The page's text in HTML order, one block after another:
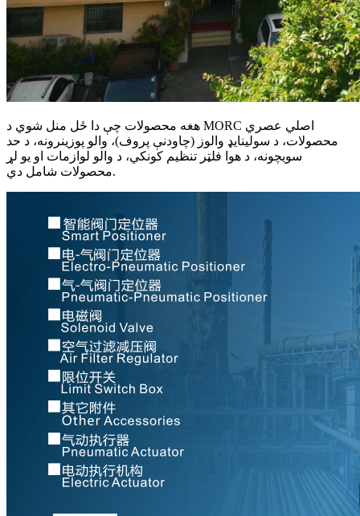
هغه محصولات چې دا ځل منل شوي د MORC اصلي عصري
محصولات، د سولینایډ والوز (چاودنې پروف)، والو پوزینرونه، د حد
سویچونه، د هوا فلټر تنظیم کونکي، د والو لوازمات او یو لړ
محصولات شامل دي.